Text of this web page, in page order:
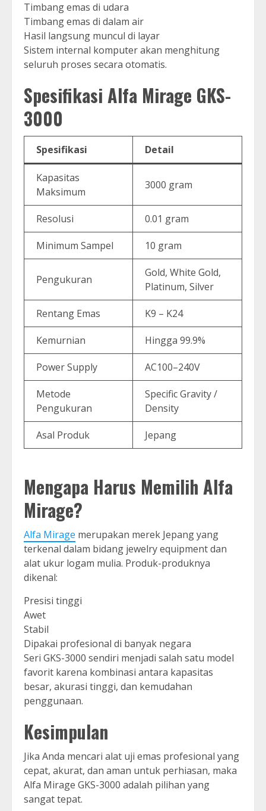
Timbang emas di udara
Timbang emas di dalam air
Hasil langsung muncul di layar
Sistem internal komputer akan menghitung
seluruh proses secara otomatis.
Spesifikasi Alfa Mirage GKS-
3000
Spesifikasi Detail
Kapasitas
Maksimum
3000 gram
Resolusi 0.01 gram
Minimum Sampel 10 gram
Pengukuran
Gold, White Gold,
Platinum, Silver
Rentang Emas K9 – K24
Kemurnian Hingga 99.9%
Power Supply AC100–240V
Metode
Pengukuran
Specific Gravity /
Density
Asal Produk Jepang
Mengapa Harus Memilih Alfa
Mirage?
Alfa Mirage merupakan merek Jepang yang
terkenal dalam bidang jewelry equipment dan
alat ukur logam mulia. Produk-produknya
dikenal:
Presisi tinggi
Awet
Stabil
Dipakai profesional di banyak negara
Seri GKS-3000 sendiri menjadi salah satu model
favorit karena kombinasi antara kapasitas
besar, akurasi tinggi, dan kemudahan
penggunaan.
Kesimpulan
Jika Anda mencari alat uji emas profesional yang
cepat, akurat, dan aman untuk perhiasan, maka
Alfa Mirage GKS-3000 adalah pilihan yang
sangat tepat.